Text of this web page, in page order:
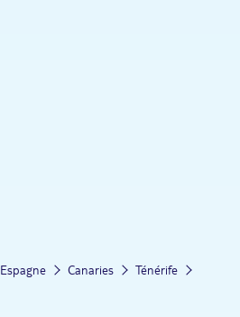
Espagne Canaries
Ténérife